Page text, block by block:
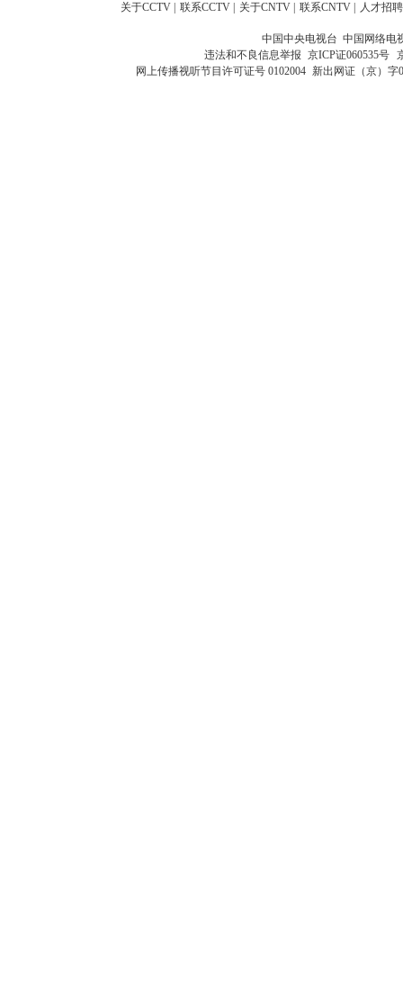
关于CCTV 联系CCTV 关于CNTV 联系CNTV 人才招聘
中国中央电视台 中国网络电
违法和不良信息举报 京ICP证060535号
网上传播视听节目许可证号 0102004 新出网证（京）